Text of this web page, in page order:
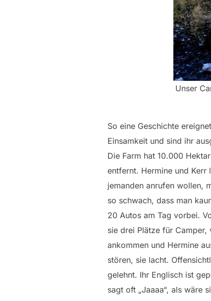
Unser
So eine Geschichte
Einsamkeit und sind ihr
Die Farm hat 10.000
entfernt. Hermine und Kerr
jemanden anrufen wollen,
so schwach, dass man
20 Autos am Tag vorbei.
sie drei Plätze für
ankommen und Hermine
stören, sie lacht.
gelehnt. Ihr Englisch ist
sagt oft „Jaaaa“, als wäre